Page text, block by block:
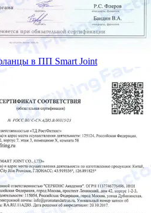
в ПП Smart Joint